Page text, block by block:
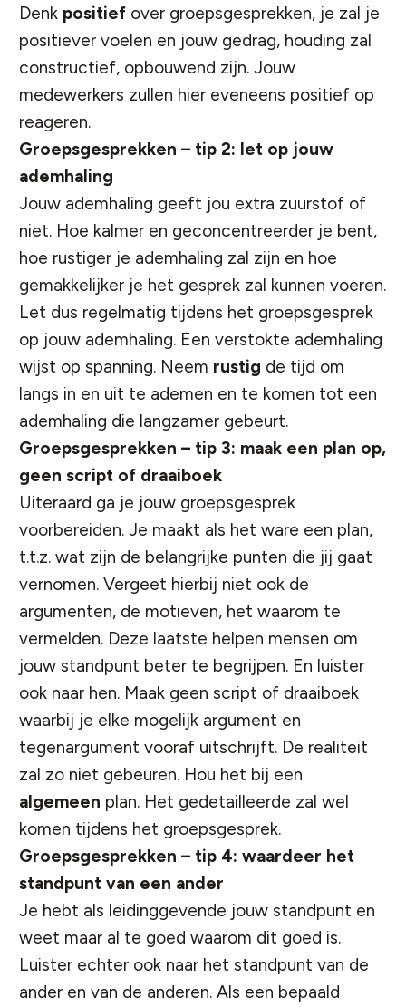
Denk positief over groepsgesprekken, je zal je
positiever voelen en jouw gedrag, houding zal
constructief, opbouwend zijn. Jouw
medewerkers zullen hier eveneens positief op
reageren.
Groepsgesprekken – tip 2: let op jouw
ademhaling
Jouw ademhaling geeft jou extra zuurstof of
niet. Hoe kalmer en geconcentreerder je bent,
hoe rustiger je ademhaling zal zijn en hoe
gemakkelijker je het gesprek zal kunnen voeren.
Let dus regelmatig tijdens het groepsgesprek
op jouw ademhaling. Een verstokte ademhaling
wijst op spanning. Neem rustig de tijd om
langs in en uit te ademen en te komen tot een
ademhaling die langzamer gebeurt.
Groepsgesprekken – tip 3: maak een plan op,
geen script of draaiboek
Uiteraard ga je jouw groepsgesprek
voorbereiden. Je maakt als het ware een plan,
t.t.z. wat zijn de belangrijke punten die jij gaat
vernomen. Vergeet hierbij niet ook de
argumenten, de motieven, het waarom te
vermelden. Deze laatste helpen mensen om
jouw standpunt beter te begrijpen. En luister
ook naar hen. Maak geen script of draaiboek
waarbij je elke mogelijk argument en
tegenargument vooraf uitschrijft. De realiteit
zal zo niet gebeuren. Hou het bij een
algemeen plan. Het gedetailleerde zal wel
komen tijdens het groepsgesprek.
Groepsgesprekken – tip 4: waardeer het
standpunt van een ander
Je hebt als leidinggevende jouw standpunt en
weet maar al te goed waarom dit goed is.
Luister echter ook naar het standpunt van de
ander en van de anderen. Als een bepaald